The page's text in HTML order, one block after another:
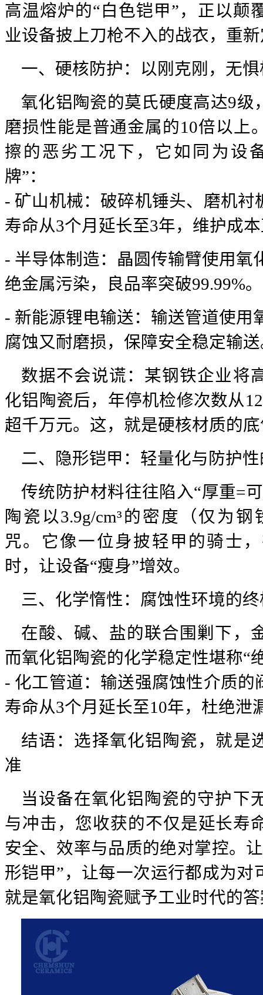
高温熔炉的“白色铠甲”，正以颠
业设备披上刀枪不入的战衣，重
一、硬核防护：以刚克刚，无
氧化铝陶瓷的莫氏硬度高达9级
磨损性能是普通金属的10倍以上
擦的恶劣工况下，它如同为设
牌”：
- 矿山机械：破碎机锤头、磨机衬
寿命从3个月延长至3年，维护成
- 半导体制造：晶圆传输臂使用氧
绝金属污染，良品率突破99.99%。
- 新能源锂电输送：输送管道使用
腐蚀又耐磨损，保障安全稳定输
数据不会说谎：某钢铁企业将
化铝陶瓷后，年停机检修次数从
超千万元。这，就是硬核材质的
二、隐形铠甲：轻量化与防护
传统防护材料往往陷入“厚重=
陶瓷以3.9g/cm³的密度（仅为
咒。它像一位身披轻甲的骑士
时，让设备“瘦身”增效。
三、化学惰性：腐蚀性环境的
在酸、碱、盐的联合围剿下，
而氧化铝陶瓷的化学稳定性堪称“
- 化工管道：输送强腐蚀性介质的
寿命从3个月延长至10年，杜绝泄
结语：选择氧化铝陶瓷，就是
准
当设备在氧化铝陶瓷的守护下
与冲击，您收获的不仅是延长寿
安全、效率与品质的绝对掌控。
形铠甲”，让每一次运行都成为
就是氧化铝陶瓷赋予工业时代的